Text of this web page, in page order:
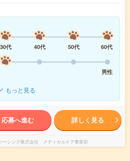
30代 40代 50代
60代
男性
もっと見る
応募へ進む 詳しく見る
ーシング株式会社 メディカルケア事業部